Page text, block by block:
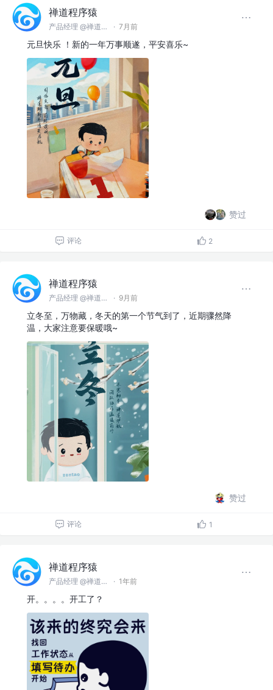
禅道程序猿
产品经理 @禅道软件（青岛）有限公司 · 7月前
元旦快乐 ！新的一年万事顺遂，平安喜乐~
赞过
评论 2
禅道程序猿
产品经理 @禅道软件（青岛）有限公司 · 9月前
立冬至，万物藏，冬天的第一个节气到了，近期骤然降
温，大家注意要保暖哦~
赞过
评论 1
禅道程序猿
产品经理 @禅道软件（青岛）有限公司 · 1年前
开。。。。开工了？